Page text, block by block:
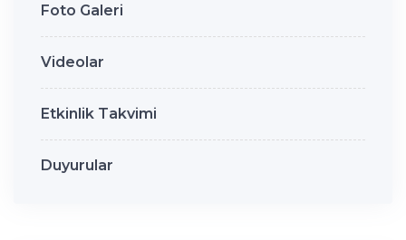
Foto Galeri
Videolar
Etkinlik Takvimi
Duyurular